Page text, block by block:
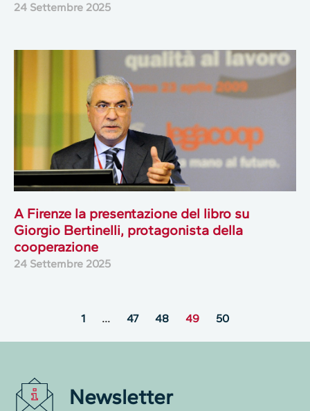
24 Settembre 2025
A Firenze la presentazione del libro su
Giorgio Bertinelli, protagonista della
cooperazione
24 Settembre 2025
1 … 47 48 49 50
Newsletter